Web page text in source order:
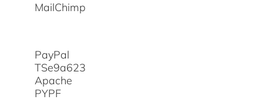
MailChimp
PayPal
TSe9a623
Apache
PYPF